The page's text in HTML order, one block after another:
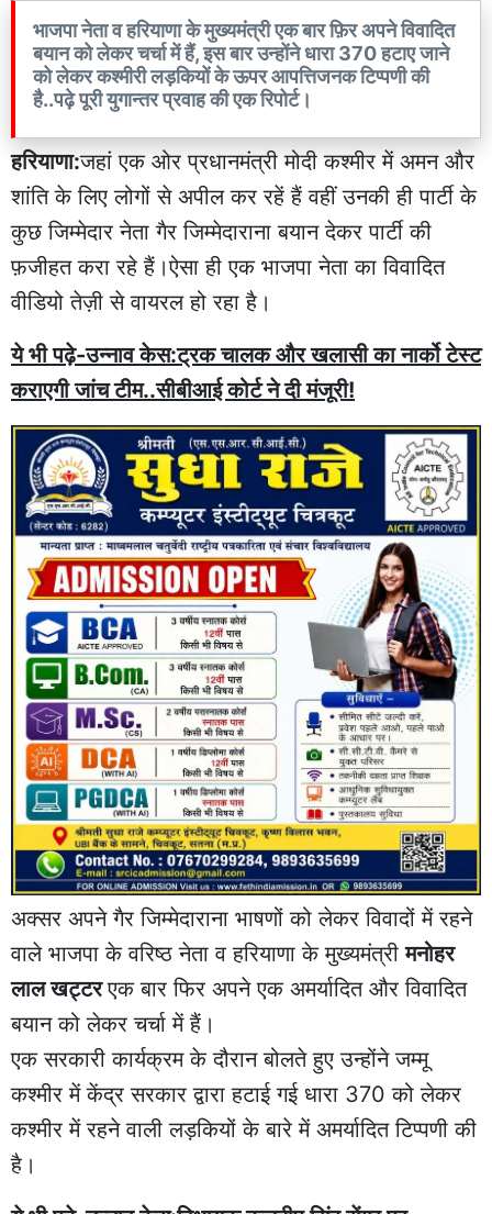
भाजपा नेता व हरियाणा के मुख्यमंत्री एक बार फ़िर अपने विवादित
बयान को लेकर चर्चा में हैं, इस बार उन्होंने धारा 370 हटाए जाने
को लेकर कश्मीरी लड़कियों के ऊपर आपत्तिजनक टिप्पणी की
है..पढ़े पूरी युगान्तर प्रवाह की एक रिपोर्ट।
हरियाणा:जहां एक ओर प्रधानमंत्री मोदी कश्मीर में अमन और
शांति के लिए लोगों से अपील कर रहें हैं वहीं उनकी ही पार्टी के
कुछ जिम्मेदार नेता गैर जिम्मेदाराना बयान देकर पार्टी की
फ़जीहत करा रहे हैं।ऐसा ही एक भाजपा नेता का विवादित
वीडियो तेज़ी से वायरल हो रहा है।
ये भी पढ़े-उन्नाव केस:ट्रक चालक और खलासी का नार्को टेस्ट
कराएगी जांच टीम..सीबीआई कोर्ट ने दी मंजूरी!
अक्सर अपने गैर जिम्मेदाराना भाषणों को लेकर विवादों में रहने
वाले भाजपा के वरिष्ठ नेता व हरियाणा के मुख्यमंत्रीमनोहर
लाल खट्टरएक बार फिर अपने एक अमर्यादित और विवादित
बयान को लेकर चर्चा में हैं।
एक सरकारी कार्यक्रम के दौरान बोलते हुए उन्होंने जम्मू
कश्मीर में केंद्र सरकार द्वारा हटाई गई धारा 370 को लेकर
कश्मीर में रहने वाली लड़कियों के बारे में अमर्यादित टिप्पणी की
है।